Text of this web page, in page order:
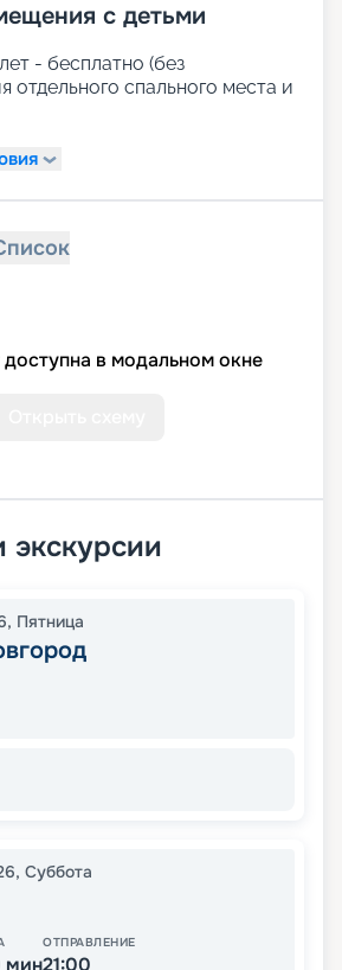
с детьми
- бесплатно (без
отдельного спального места и
в модальном окне
, Пятница
, Суббота
мин
ОТПРАВЛЕНИЕ
21:00